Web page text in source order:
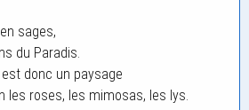
sages,
du Paradis.
donc un paysage
les roses, les mimosas, les lys.